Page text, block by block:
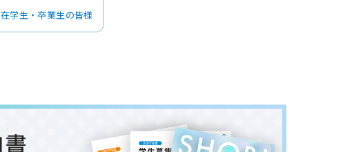
在学生・卒業生の皆様